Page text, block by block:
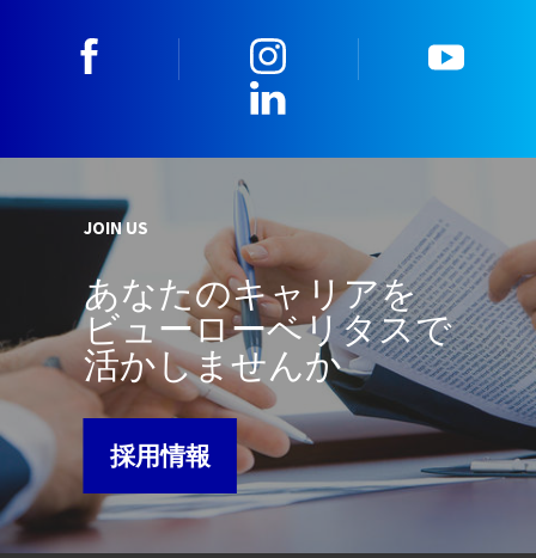
JOIN US
あなたのキャリアを
ビューローベリタスで
活かしませんか
採用情報